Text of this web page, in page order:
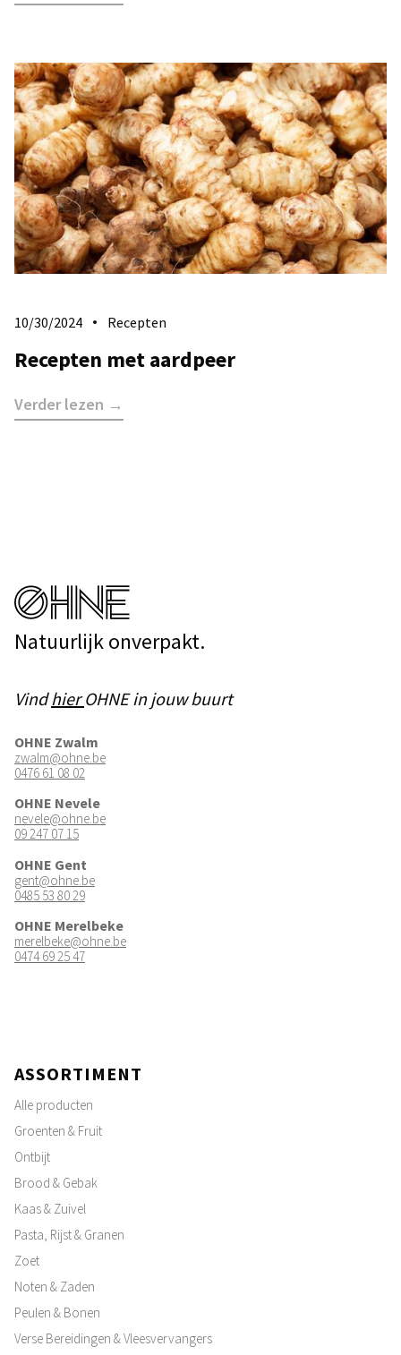
10/30/2024 Recepten
Recepten met aardpeer
Verder lezen →
Natuurlijk onverpakt.
VindhierOHNE in jouw buurt
OHNE Zwalm
zwalm@ohne.be
0476 61 08 02
OHNE Nevele
nevele@ohne.be
09 247 07 15
OHNE Gent
gent@ohne.be
0485 53 80 29
OHNE Merelbeke
merelbeke@ohne.be
0474 69 25 47
ASSORTIMENT
Alle producten
Groenten & Fruit
Ontbijt
Brood & Gebak
Kaas & Zuivel
Pasta, Rijst & Granen
Zoet
Noten & Zaden
Peulen & Bonen
Verse Bereidingen & Vleesvervangers